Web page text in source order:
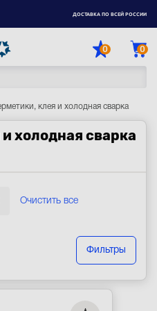
ДОСТАВКА ПО ВСЕЙ РОССИИ
0 0
клея и холодная сварка
холодная сварка
Очистить все
Фильтры